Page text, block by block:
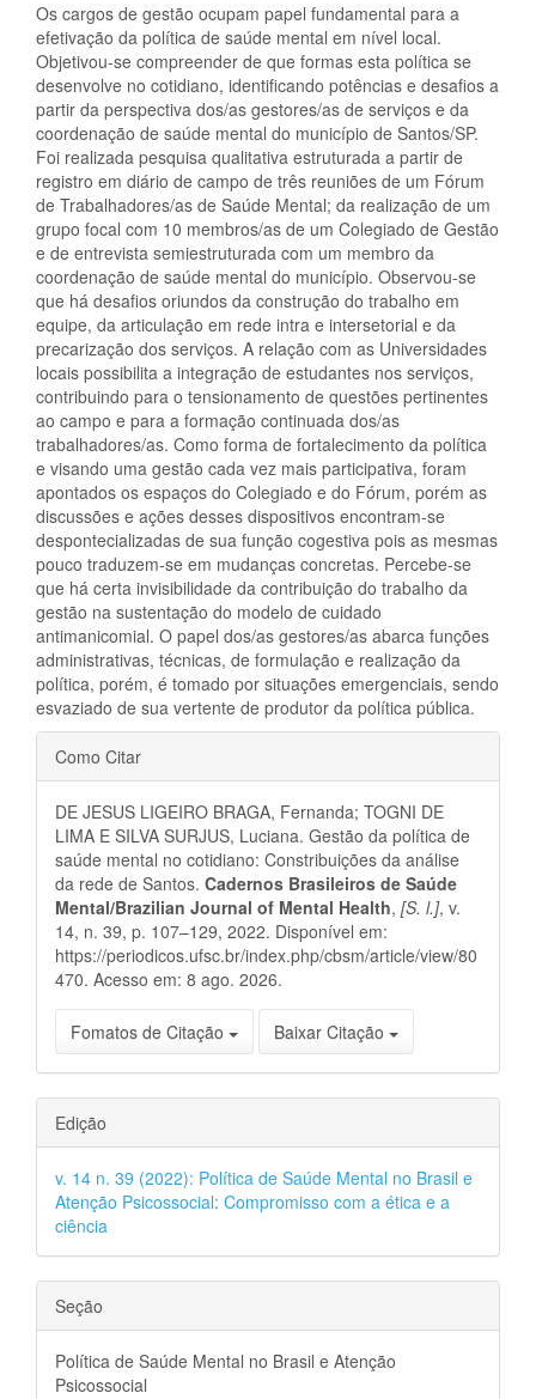
Os cargos de gestão ocupam papel fundamental para a
efetivação da política de saúde mental em nível local.
Objetivou-se compreender de que formas esta política se
desenvolve no cotidiano, identificando potências e desafios a
partir da perspectiva dos/as gestores/as de serviços e da
coordenação de saúde mental do município de Santos/SP.
Foi realizada pesquisa qualitativa estruturada a partir de
registro em diário de campo de três reuniões de um Fórum
de Trabalhadores/as de Saúde Mental; da realização de um
grupo focal com 10 membros/as de um Colegiado de Gestão
e de entrevista semiestruturada com um membro da
coordenação de saúde mental do município. Observou-se
que há desafios oriundos da construção do trabalho em
equipe, da articulação em rede intra e intersetorial e da
precarização dos serviços. A relação com as Universidades
locais possibilita a integração de estudantes nos serviços,
contribuindo para o tensionamento de questões pertinentes
ao campo e para a formação continuada dos/as
trabalhadores/as. Como forma de fortalecimento da política
e visando uma gestão cada vez mais participativa, foram
apontados os espaços do Colegiado e do Fórum, porém as
discussões e ações desses dispositivos encontram-se
despontecializadas de sua função cogestiva pois as mesmas
pouco traduzem-se em mudanças concretas. Percebe-se
que há certa invisibilidade da contribuição do trabalho da
gestão na sustentação do modelo de cuidado
antimanicomial. O papel dos/as gestores/as abarca funções
administrativas, técnicas, de formulação e realização da
política, porém, é tomado por situações emergenciais, sendo
esvaziado de sua vertente de produtor da política pública.
Detalhes
do
artigo
Como Citar
DE JESUS LIGEIRO BRAGA, Fernanda; TOGNI DE
LIMA E SILVA SURJUS, Luciana. Gestão da política de
saúde mental no cotidiano: Constribuições da análise
da rede de Santos. Cadernos Brasileiros de Saúde
Mental/Brazilian Journal of Mental Health, [S. l.], v.
14, n. 39, p. 107–129, 2022. Disponível em:
https://periodicos.ufsc.br/index.php/cbsm/article/view/80
470. Acesso em: 8 ago. 2026.
Fomatos de Citação Baixar Citação
Edição
v. 14 n. 39 (2022): Política de Saúde Mental no Brasil e
Atenção Psicossocial: Compromisso com a ética e a
ciência
Seção
Política de Saúde Mental no Brasil e Atenção
Psicossocial